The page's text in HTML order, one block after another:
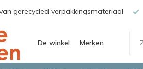
gerecycled verpakkingsmateriaal
De winkel Merken